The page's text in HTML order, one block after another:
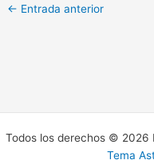
← Entrada anterior
Todos los derechos © 2026
Tema